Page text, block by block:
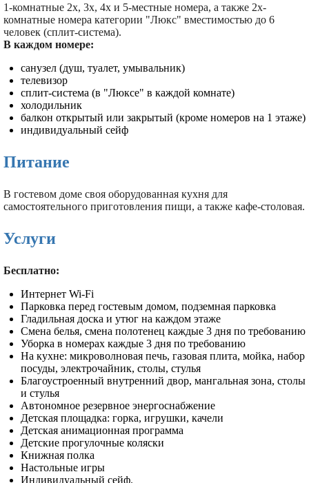
1-комнатные 2х, 3х, 4х и 5-местные номера, а также 2х-
комнатные номера категории "Люкс" вместимостью до 6
человек (сплит-система).
В каждом номере:
санузел (душ, туалет, умывальник)
телевизор
сплит-система (в "Люксе" в каждой комнате)
холодильник
балкон открытый или закрытый (кроме номеров на 1 этаже)
индивидуальный сейф
Питание
В гостевом доме своя оборудованная кухня для
самостоятельного приготовления пищи, а также кафе-столовая.
Услуги
Бесплатно:
Интернет Wi-Fi
Парковка перед гостевым домом, подземная парковка
Гладильная доска и утюг на каждом этаже
Смена белья, смена полотенец каждые 3 дня по требованию
Уборка в номерах каждые 3 дня по требованию
На кухне: микроволновая печь, газовая плита, мойка, набор
посуды, электрочайник, столы, стулья
Благоустроенный внутренний двор, мангальная зона, столы
и стулья
Автономное резервное энергоснабжение
Детская площадка: горка, игрушки, качели
Детская анимационная программа
Детские прогулочные коляски
Книжная полка
Настольные игры
Индивидуальный сейф.